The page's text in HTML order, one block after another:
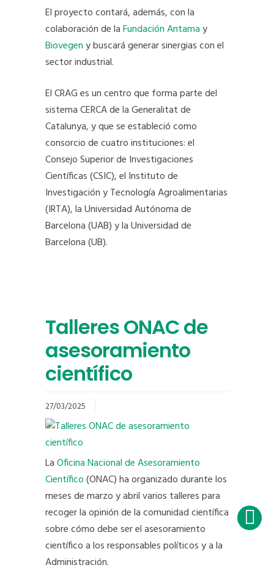
El proyecto contará, además, con la
colaboración de laFundación Antamay
Biovegeny buscará generar sinergias con el
sector industrial.
El CRAG es un centro que forma parte del
sistema CERCA de la Generalitat de
Catalunya, y que se estableció como
consorcio de cuatro instituciones: el
Consejo Superior de Investigaciones
Científicas (CSIC), el Instituto de
Investigación y Tecnología Agroalimentarias
(IRTA), la Universidad Autónoma de
Barcelona (UAB) y la Universidad de
Barcelona (UB).
Talleres ONAC de
asesoramiento
científico
27/03/2025
LaOficina Nacional de Asesoramiento
Científico(ONAC) ha organizado durante los
meses de marzo y abril varios talleres para
recoger la opinión de la comunidad científica
sobre cómo debe ser el asesoramiento
científico a los responsables políticos y a la
Administración.